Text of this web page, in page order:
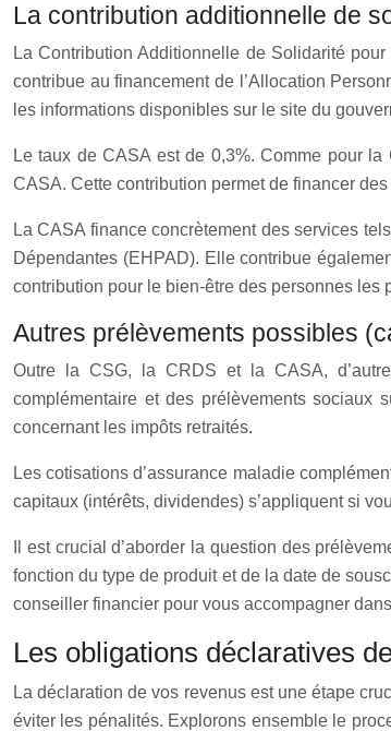
La contribution additionnelle de
La Contribution Additionnelle de Solidarité
contribue au financement de l’Allocation
les informations disponibles sur le site du
Le taux de CASA est de 0,3%. Comme pour
CASA. Cette contribution permet de financer
La CASA finance concrètement des services
Dépendantes (EHPAD). Elle contribue
contribution pour le bien-être des personnes les
Autres prélèvements possibles
Outre la CSG, la CRDS et la CASA,
complémentaire et des prélèvements sociaux
concernant les impôts retraités.
Les cotisations d’assurance maladie
capitaux (intérêts, dividendes) s’appliquent si
Il est crucial d’aborder la question des
fonction du type de produit et de la date de
conseiller financier pour vous accompagner
Les obligations déclaratives
La déclaration de vos revenus est une étape
éviter les pénalités. Explorons ensemble le